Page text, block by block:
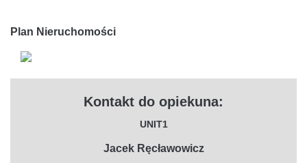
Plan Nieruchomości
Kontakt do opiekuna:
UNIT1
Jacek Ręcławowicz